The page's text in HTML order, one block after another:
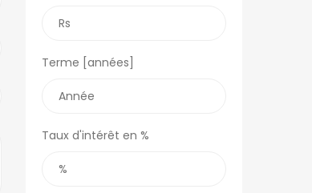
Terme [années]
Taux d'intérêt en %